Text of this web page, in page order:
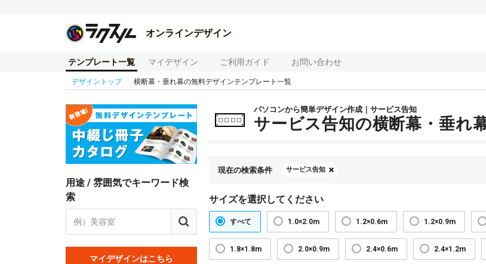
オンラインデザイン
テンプレート一覧 マイデザイン ご利用ガイド お問い合わせ
デザイントップ 横断幕・垂れ幕の無料デザインテンプレート一覧
用途 / 雰囲気でキーワード検
索
マイデザインはこちら
パソコンから簡単デザイン作成｜サービス告知
サービス告知の横断幕・垂れ
現在の検索条件 サービス告知
サイズを選択してください
すべて 1.0×2.0m 1.2×0.6m 1.2×0.9m
1.8×1.8m 2.0×0.9m 2.4×0.6m 2.4×1.2m